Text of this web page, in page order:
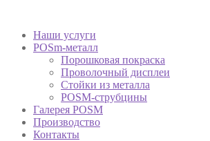
Наши услуги
POSm-металл
Порошковая покраска
Проволочный дисплеи
Стойки из металла
POSM-струбцины
Галерея POSM
Производство
Контакты